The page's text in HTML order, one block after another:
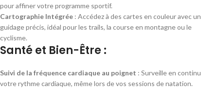
pour affiner votre programme sportif.
Cartographie Intégrée : Accédez à des cartes en couleur avec un
guidage précis, idéal pour les trails, la course en montagne ou le
cyclisme.
Santé et Bien-Être :
Suivi de la fréquence cardiaque au poignet : Surveille en continu
votre rythme cardiaque, même lors de vos sessions de natation.